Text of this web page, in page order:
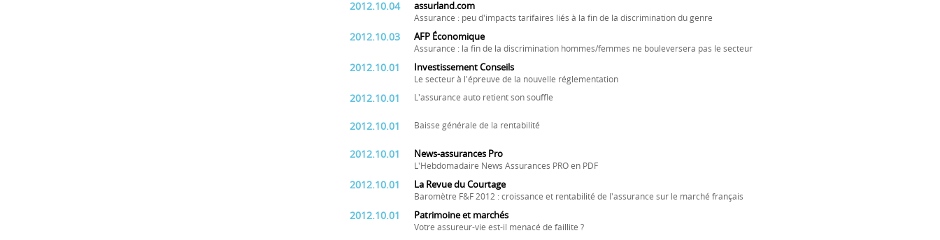
2012.10.04 assurland.com
Assurance : peu d'impacts tarifaires liés à la fin de la discrimination du genre
2012.10.03 AFP Économique
Assurance : la fin de la discrimination hommes/femmes ne bouleversera pas le secteur
2012.10.01 Investissement Conseils
Le secteur à l'épreuve de la nouvelle réglementation
2012.10.01 L'assurance auto retient son souffle
2012.10.01 Baisse générale de la rentabilité
2012.10.01 News-assurances Pro
L'Hebdomadaire News Assurances PRO en PDF
2012.10.01 La Revue du Courtage
Baromètre F&F 2012 : croissance et rentabilité de l'assurance sur le marché français
2012.10.01 Patrimoine et marchés
Votre assureur-vie est-il menacé de faillite ?